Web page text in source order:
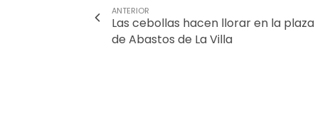
ANTERIOR
Las cebollas hacen llorar en la plaza
de Abastos de La Villa